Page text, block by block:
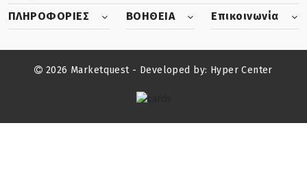
ΠΛΗΡΟΦΟΡΙΕΣ
ΒΟΗΘΕΙΑ Επικοινωνία
2026 Marketquest - Developed by: Hyper Center